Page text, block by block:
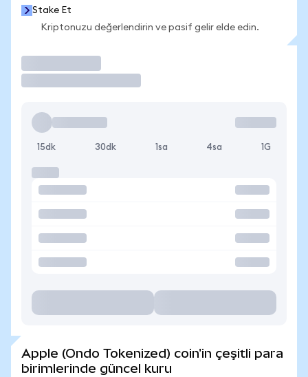
Stake Et
Kriptonuzu değerlendirin ve pasif gelir elde edin.
15dk 30dk 1sa 4sa 1G
Apple (Ondo Tokenized) coin'in çeşitli para
birimlerinde güncel kuru